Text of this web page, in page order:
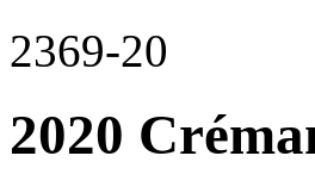
2369-20
2020